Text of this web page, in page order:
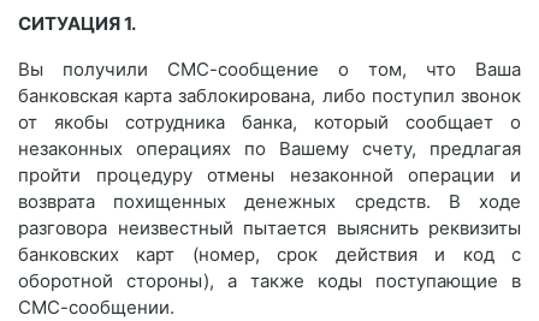
СИТУАЦИЯ 1.
Вы получили СМС-сообщение о том, что Ваша
банковская карта заблокирована, либо поступил звонок
от якобы сотрудника банка, который сообщает о
незаконных операциях по Вашему счету, предлагая
пройти процедуру отмены незаконной операции и
возврата похищенных денежных средств. В ходе
разговора неизвестный пытается выяснить реквизиты
банковских карт (номер, срок действия и код с
оборотной стороны), а также коды поступающие в
СМС-сообщении.